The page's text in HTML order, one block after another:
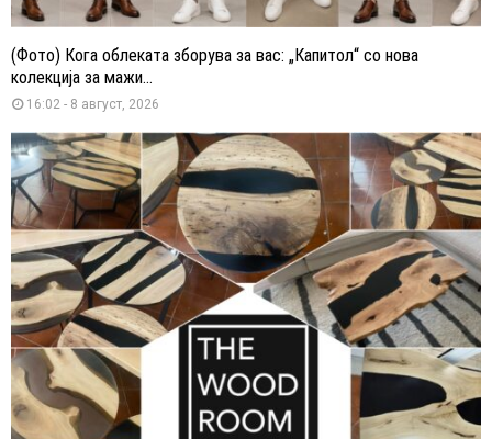
(Фото) Кога облеката зборува за вас: „Капитол“ со нова
колекција за мажи...
16:02 - 8 август, 2026